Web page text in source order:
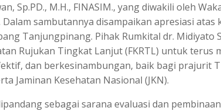
Sp.PD., M.H., FINASIM., yang diwakili oleh
Dalam sambutannya disampaikan apresiasi
Tanjungpinang. Pihak Rumkital dr.
Rujukan Tingkat Lanjut (FKRTL) untuk terus
dan berkesinambungan, baik bagi prajurit
Jaminan Kesehatan Nasional (JKN).
sebagai sarana evaluasi dan